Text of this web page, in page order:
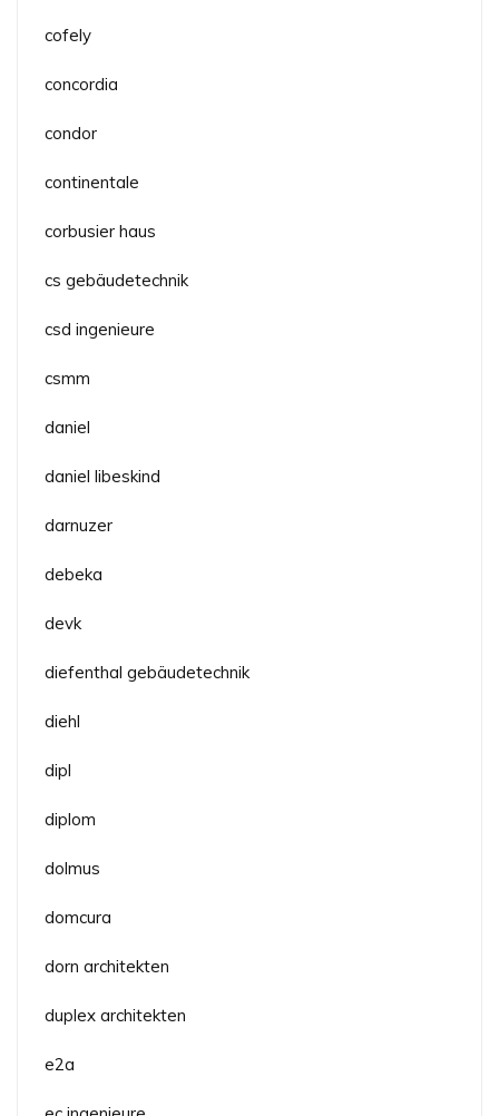
cofely
concordia
condor
continentale
corbusier haus
cs gebäudetechnik
csd ingenieure
csmm
daniel
daniel libeskind
darnuzer
debeka
devk
diefenthal gebäudetechnik
diehl
dipl
diplom
dolmus
domcura
dorn architekten
duplex architekten
e2a